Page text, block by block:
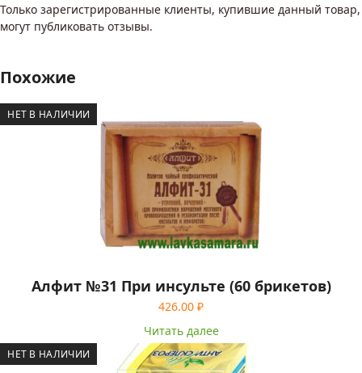
Только зарегистрированные клиенты, купившие данный товар,
могут публиковать отзывы.
Похожие
НЕТ В НАЛИЧИИ
Алфит №31 При инсульте (60 брикетов)
426.00 ₽
Читать далее
НЕТ В НАЛИЧИИ